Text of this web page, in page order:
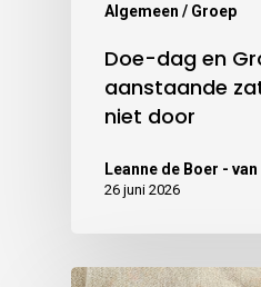
Algemeen / Groep
Doe-dag en
aanstaande
niet door
Leanne de Boer -
26 juni 2026